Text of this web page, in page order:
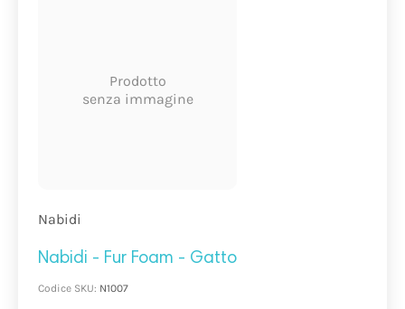
Prodotto
senza immagine
Nabidi
Nabidi - Fur Foam - Gatto
Codice SKU: N1007